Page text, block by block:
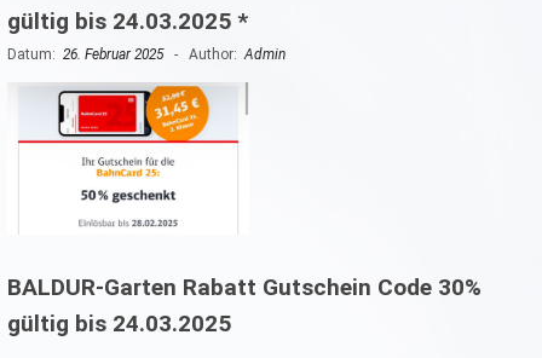
gültig bis 24.03.2025 *
Datum: 26. Februar 2025- Author:Admin
BALDUR-Garten Rabatt Gutschein Code 30%
gültig bis 24.03.2025